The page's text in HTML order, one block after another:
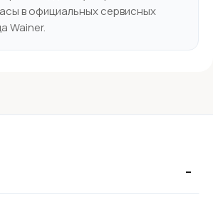
в официальных сервисных
Wainer.
-